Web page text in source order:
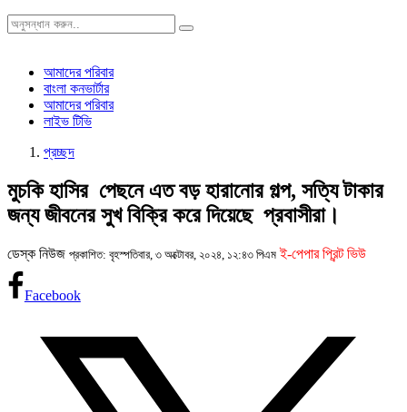
আমাদের পরিবার
বাংলা কনভার্টার
আমাদের পরিবার
লাইভ টিভি
প্রচ্ছদ
মুচকি হাসির পেছনে এত বড় হারানোর গল্প, সত্যি টাকার
জন্য জীবনের সুখ বিক্রি করে দিয়েছে প্রবাসীরা।
ডেস্ক নিউজ প্রকাশিত: বৃহস্পতিবার, ৩ অক্টোবর, ২০২৪, ১২:৪৩ পিএম ই-পেপার প্রিন্ট ভিউ
Facebook